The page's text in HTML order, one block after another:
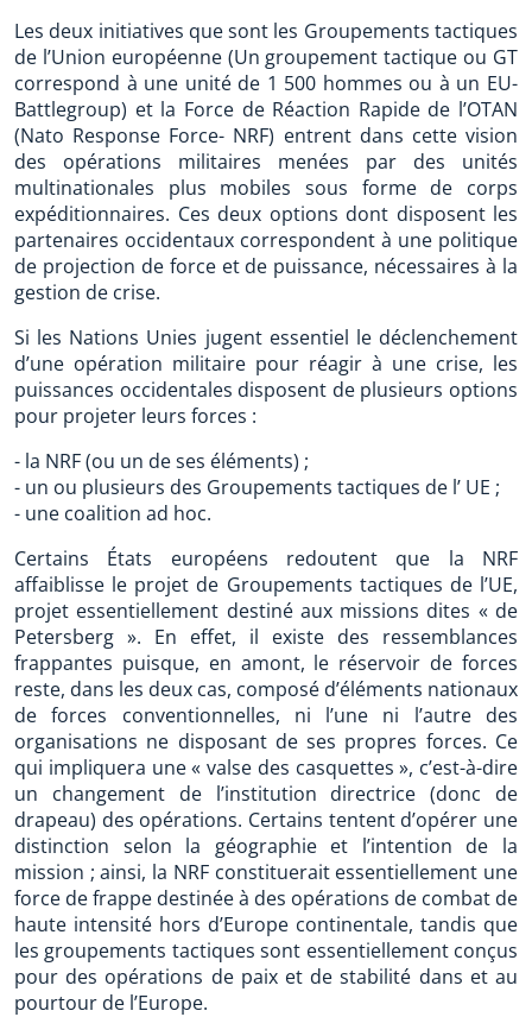
Les deux initiatives que sont les Groupements tactiques
de l’Union européenne (Un groupement tactique ou GT
correspond à une unité de 1 500 hommes ou à un EU-
Battlegroup) et la Force de Réaction Rapide de l’OTAN
(Nato Response Force- NRF) entrent dans cette vision
des opérations militaires menées par des unités
multinationales plus mobiles sous forme de corps
expéditionnaires. Ces deux options dont disposent les
partenaires occidentaux correspondent à une politique
de projection de force et de puissance, nécessaires à la
gestion de crise.
Si les Nations Unies jugent essentiel le déclenchement
d’une opération militaire pour réagir à une crise, les
puissances occidentales disposent de plusieurs options
pour projeter leurs forces :
- la NRF (ou un de ses éléments) ;
- un ou plusieurs des Groupements tactiques de l’ UE ;
- une coalition ad hoc.
Certains États européens redoutent que la NRF
affaiblisse le projet de Groupements tactiques de l’UE,
projet essentiellement destiné aux missions dites « de
Petersberg ». En effet, il existe des ressemblances
frappantes puisque, en amont, le réservoir de forces
reste, dans les deux cas, composé d’éléments nationaux
de forces conventionnelles, ni l’une ni l’autre des
organisations ne disposant de ses propres forces. Ce
qui impliquera une « valse des casquettes », c’est-à-dire
un changement de l’institution directrice (donc de
drapeau) des opérations. Certains tentent d’opérer une
distinction selon la géographie et l’intention de la
mission ; ainsi, la NRF constituerait essentiellement une
force de frappe destinée à des opérations de combat de
haute intensité hors d’Europe continentale, tandis que
les groupements tactiques sont essentiellement conçus
pour des opérations de paix et de stabilité dans et au
pourtour de l’Europe.